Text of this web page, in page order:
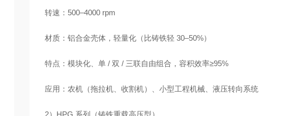
转速：500–4000 rpm
材质：铝合金壳体，轻量化（比铸铁轻 30–50%）
特点：模块化、单 / 双 / 三联自由组合，容积效率≥95%
应用：农机（拖拉机、收割机）、小型工程机械、液压转向系统
2）HPG 系列（铸铁重载高压型）